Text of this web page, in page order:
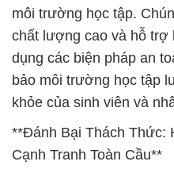
môi trường học tập.
chất lượng cao và hỗ trợ
dụng các biện pháp an
bảo môi trường học tập
khỏe của sinh viên và
**Đánh Bại Thách Thức:
Cạnh Tranh Toàn Cầu**